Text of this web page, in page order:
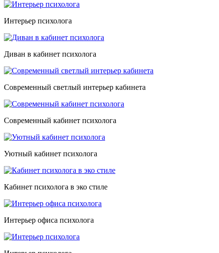
Интерьер психолога
Диван в кабинет психолога
Современный светлый интерьер кабинета
Современный кабинет психолога
Уютный кабинет психолога
Кабинет психолога в эко стиле
Интерьер офиса психолога